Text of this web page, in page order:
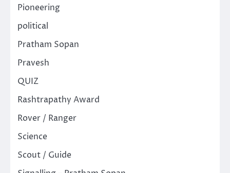
Pioneering
political
Pratham Sopan
Pravesh
QUIZ
Rashtrapathy Award
Rover / Ranger
Science
Scout / Guide